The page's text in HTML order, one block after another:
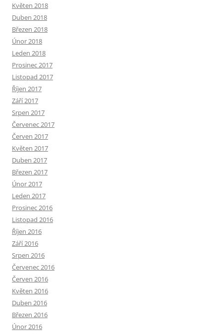
Květen 2018
Duben 2018
Březen 2018
Únor 2018
Leden 2018
Prosinec 2017
Listopad 2017
Říjen 2017
Září 2017
Srpen 2017
Červenec 2017
Červen 2017
Květen 2017
Duben 2017
Březen 2017
Únor 2017
Leden 2017
Prosinec 2016
Listopad 2016
Říjen 2016
Září 2016
Srpen 2016
Červenec 2016
Červen 2016
Květen 2016
Duben 2016
Březen 2016
Únor 2016